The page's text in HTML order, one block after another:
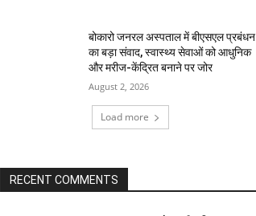
बोकारो जनरल अस्पताल में बीएसएल प्रबंधन
का बड़ा संवाद, स्वास्थ्य सेवाओं को आधुनिक
और मरीज-केंद्रित बनाने पर जोर
August 2, 2026
Load more
RECENT COMMENTS